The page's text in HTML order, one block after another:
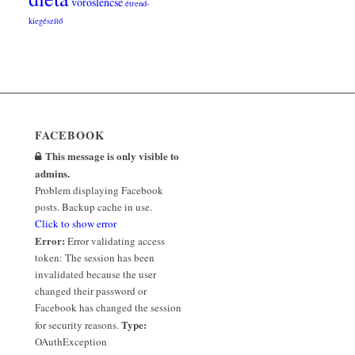
étrend-
kiegészítő
FACEBOOK
This message is only visible to
admins.
Problem displaying Facebook
posts. Backup cache in use.
Click to show error
Error: Error validating access
token: The session has been
invalidated because the user
changed their password or
Facebook has changed the session
for security reasons.Type:
OAuthException